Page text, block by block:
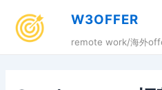
W3OFFER
remote work/海外